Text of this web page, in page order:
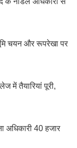
चयन और रूपरेखा पर
में तैयारियां पूरी,
अधिकारी 40 हजार